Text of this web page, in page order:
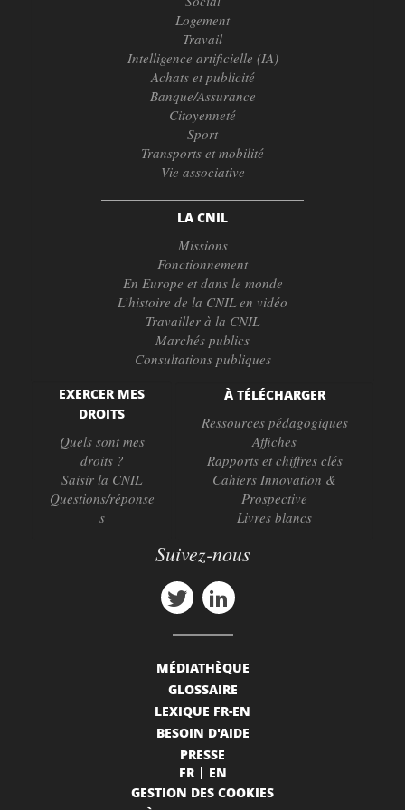
Logement
Travail
Intelligence artificielle (IA)
Achats et publicité
Banque/Assurance
Citoyenneté
Sport
Transports et mobilité
Vie associative
LA CNIL
Missions
Fonctionnement
En Europe et dans le monde
L’histoire de la CNIL en vidéo
Travailler à la CNIL
Marchés publics
Consultations publiques
EXERCER MES
DROITS
Quels sont mes
droits ?
Saisir la CNIL
Questions/réponse
s
À TÉLÉCHARGER
Ressources pédagogiques
Affiches
Rapports et chiffres clés
Cahiers Innovation &
Prospective
Livres blancs
Suivez-nous
MÉDIATHÈQUE
GLOSSAIRE
LEXIQUE FR-EN
BESOIN D'AIDE
PRESSE
FR
EN
GESTION DES COOKIES